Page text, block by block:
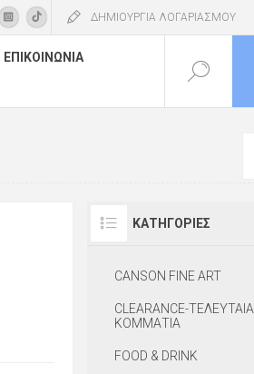
ΔΗΜΙΟΥΡΓΙΑ ΛΟΓΑΡΙΑΣΜΟΥ
ΕΠΙΚΟΙΝΩΝΊΑ
ΚΑΤΗΓΟΡΊΕΣ
CANSON FINE ART
CLEARANCE-ΤΕΛΕΥΤΑΙΑ
ΚΟΜΜΑΤΙΑ
FOOD & DRINK